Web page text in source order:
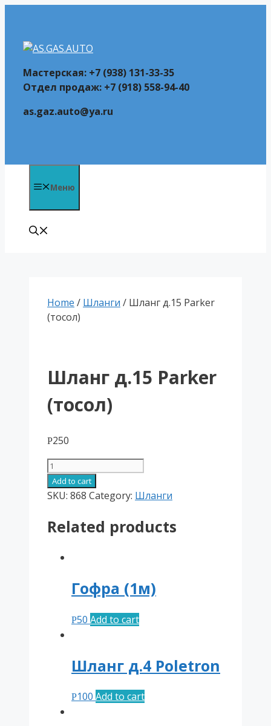
содержимому
Мастерская: +7 (938) 131-33-35
Отдел продаж: +7 (918) 558-94-40
as.gaz.auto@ya.ru
Меню
Home / Шланги / Шланг д.15 Parker
(тосол)
Шланг д.15 Parker
(тосол)
Р250
Шланг
д.15
Parker
quantity
Add to cart
SKU: 868 Category: Шланги
Related products
Гофра (1м)
Р50 Add to cart
Шланг д.4 Poletron
Р100 Add to cart